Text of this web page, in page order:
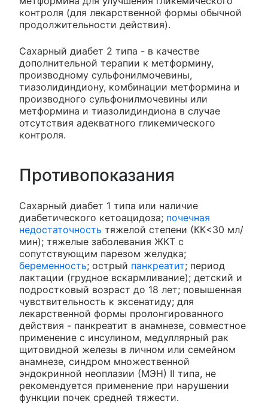
контроля (для лекарственной формы обычной
продолжительности действия).
Сахарный диабет 2 типа - в качестве
дополнительной терапии к метформину,
производному сульфонилмочевины,
тиазолидиндиону, комбинации метформина и
производного сульфонилмочевины или
метформина и тиазолидиндиона в случае
отсутствия адекватного гликемического
контроля.
Противопоказания
Сахарный диабет 1 типа или наличие
диабетического кетоацидоза; почечная
недостаточность тяжелой степени (КК<30 мл/
мин); тяжелые заболевания ЖКТ с
сопутствующим парезом желудка;
беременность; острый панкреатит; период
лактации (грудное вскармливание); детский и
подростковый возраст до 18 лет; повышенная
чувствительность к эксенатиду; для
лекарственной формы пролонгированного
действия - панкреатит в анамнезе, совместное
применение с инсулином, медуллярный рак
щитовидной железы в личном или семейном
анамнезе, синдром множественной
эндокринной неоплазии (МЭН) II типа, не
рекомендуется применение при нарушении
функции почек средней тяжести.